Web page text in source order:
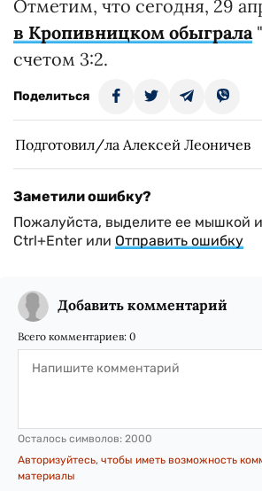
Отметим, что сегодня, 29
в Кропивницком обыграла
счетом 3:2.
Поделиться
Подготовил/ла Алексей Леоничев
Заметили ошибку?
Пожалуйста, выделите ее мышкой
Ctrl+Enter или Отправить ошибку
Добавить комментарий
Всего комментариев: 0
Осталось символов: 2000
Авторизуйтесь, чтобы иметь возможность
материалы